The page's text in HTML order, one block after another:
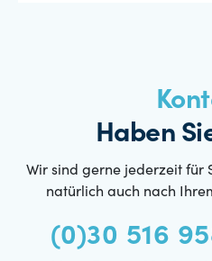
Haben
Wir sind gerne jederzeit für
natürlich auch nach
(0)30 516